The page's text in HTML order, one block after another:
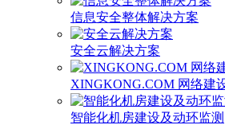
信息安全整体解决方案
安全云解决方案
XINGKONG.COM 网络建
智能化机房建设及动环监测